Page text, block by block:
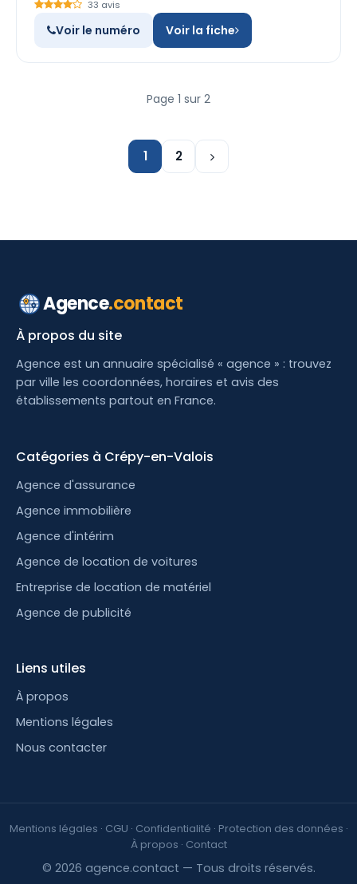
33 avis
Voir le numéro Voir la fiche
Page 1 sur 2
1 2
Agence.contact
À propos du site
Agence est un annuaire spécialisé « agence » : trouvez
par ville les coordonnées, horaires et avis des
établissements partout en France.
Catégories à Crépy-en-Valois
Agence d'assurance
Agence immobilière
Agence d'intérim
Agence de location de voitures
Entreprise de location de matériel
Agence de publicité
Liens utiles
À propos
Mentions légales
Nous contacter
Mentions légales · CGU · Confidentialité · Protection des données ·
À propos · Contact
© 2026 agence.contact — Tous droits réservés.